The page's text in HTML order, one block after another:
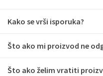
Kako se vrši isporuka?
Što ako mi proizvod ne
Što ako želim vratiti